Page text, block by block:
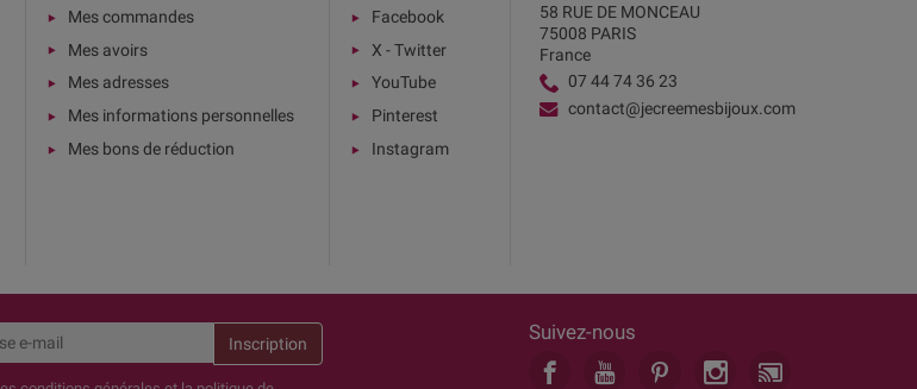
Mes commandes
Mes avoirs
Mes adresses
Mes informations personnelles
Mes bons de réduction
Facebook
X - Twitter
YouTube
Pinterest
Instagram
58 RUE DE MONCEAU
75008 PARIS
France
07 44 74 36 23
contact@jecreemesbijoux.com
Suivez-nous